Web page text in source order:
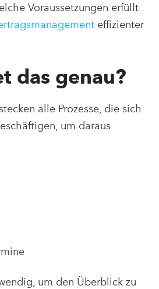
Voraussetzungen erfüllt
effizienter
das genau?
alle Prozesse, die sich
um daraus
um den Überblick zu